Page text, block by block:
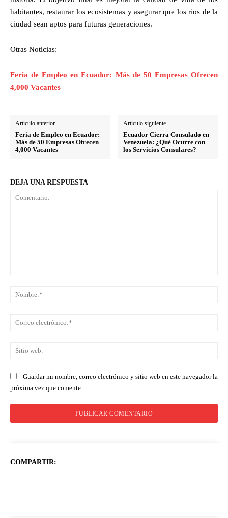
habitantes, restaurar los ecosistemas y asegurar que los ríos de la
ciudad sean aptos para futuras generaciones.
Otras Noticias:
Feria de Empleo en Ecuador: Más de 50 Empresas Ofrecen
4,000 Vacantes
Artículo anterior
Feria de Empleo en Ecuador:
Más de 50 Empresas Ofrecen
4,000 Vacantes
Artículo siguiente
Ecuador Cierra Consulado en
Venezuela: ¿Qué Ocurre con
los Servicios Consulares?
DEJA UNA RESPUESTA
Guardar mi nombre, correo electrónico y sitio web en este navegador la
próxima vez que comente.
COMPARTIR: